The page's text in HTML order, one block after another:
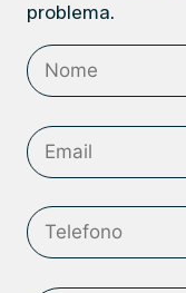
problema.